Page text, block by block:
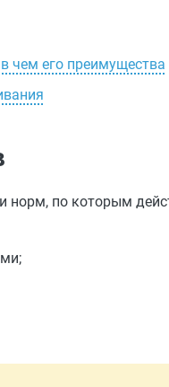
чем его преимущества
норм, по которым